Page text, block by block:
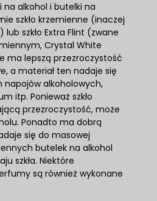
alkohol i butelki na
szkło krzemienne (inaczej
lub szkło Extra Flint (zwane
Crystal White
ma lepszą przezroczystość
a materiał ten nadaje się
napojów alkoholowych,
itp. Ponieważ szkło
przezroczystość, może
Ponadto ma dobrą
się do masowej
butelek na alkohol
szkła. Niektóre
są również wykonane